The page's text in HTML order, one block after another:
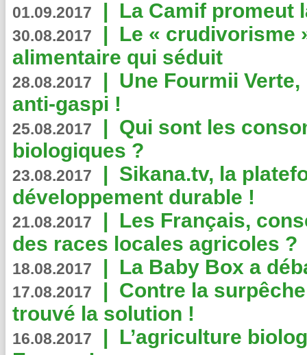
01.09.2017 | La Camif promeut
30.08.2017 | Le « crudivorisme
alimentaire qui séduit
28.08.2017 | Une Fourmii
anti-gaspi !
25.08.2017 | Qui sont les
biologiques ?
23.08.2017 | Sikana.tv, la
développement durable !
21.08.2017 | Les Français,
des races locales agricoles ?
18.08.2017 | La Baby Box a
17.08.2017 | Contre la
trouvé la solution !
16.08.2017 | L’agriculture